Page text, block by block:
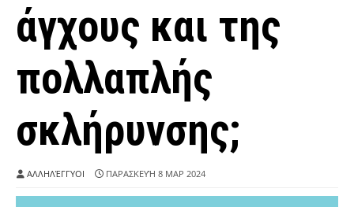
άγχους και της
πολλαπλής
σκλήρυνσης;
ΑΛΛΗΛΈΓΓΥΟΙ ΠΑΡΑΣΚΕΥΉ 8 ΜΑΡ 2024